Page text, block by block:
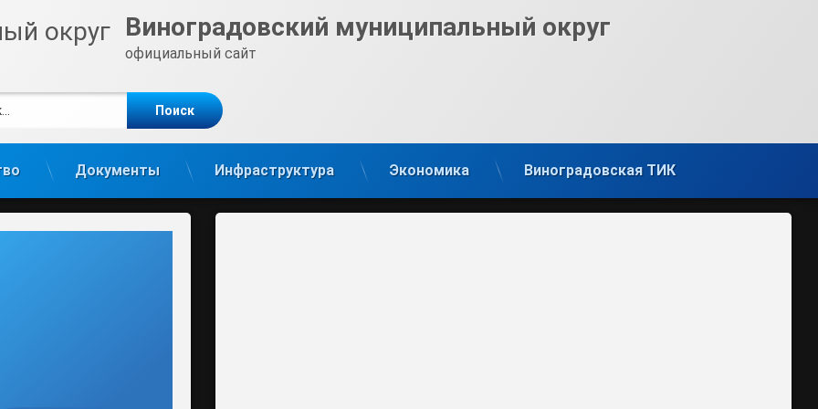
Виноградовский муниципальный округ
официальный сайт
Документы Инфраструктура Экономика Виноградовская ТИК